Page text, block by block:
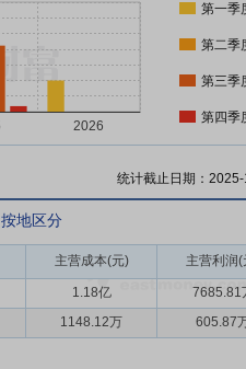
第一季
第二季
第三季
第四季
统计截止日期：
按地区分
主营成本(元) 主营利润(
1.18亿
7685.81
1148.12万 605.87